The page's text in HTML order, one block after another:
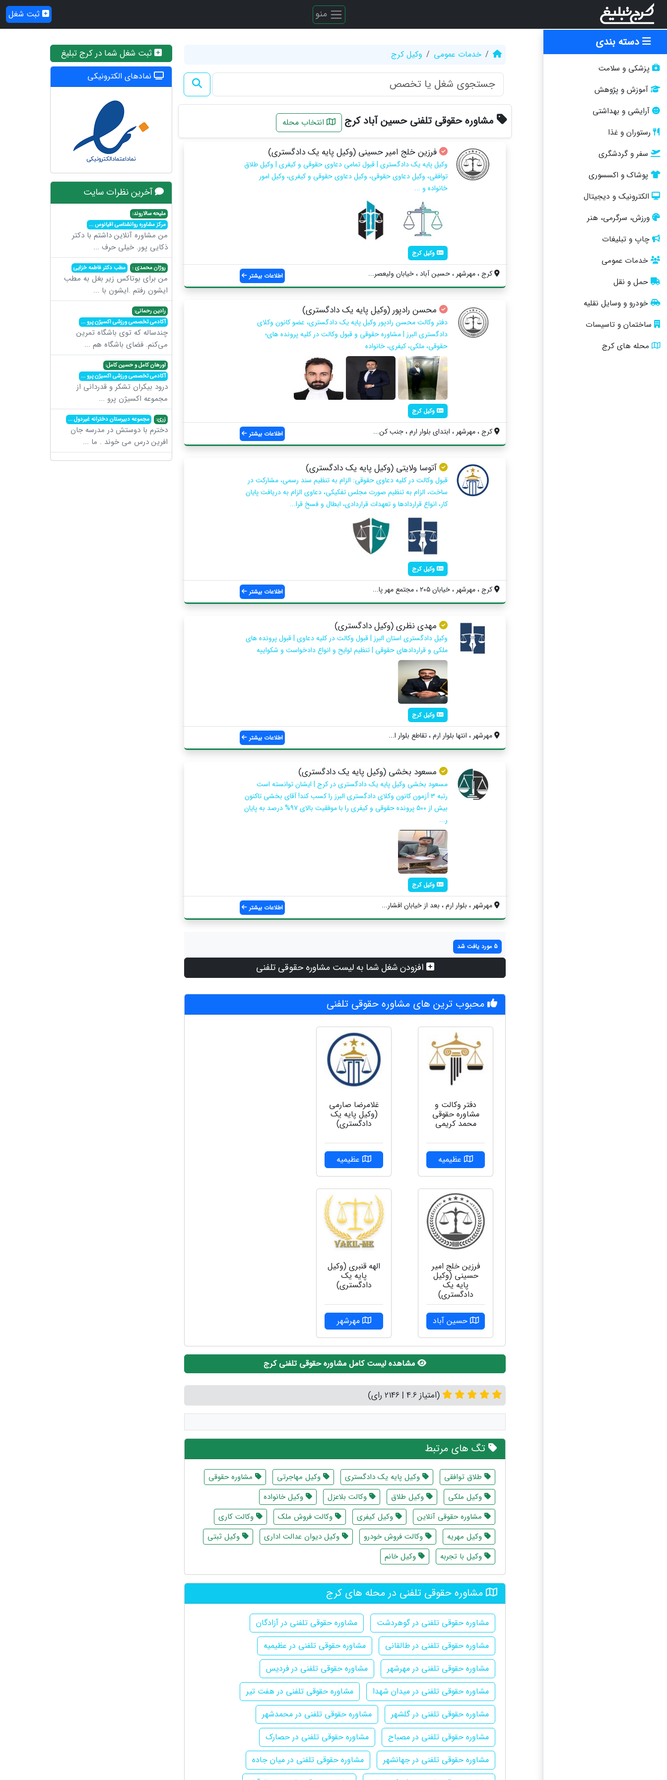
منو ثبت شغل
دسته بندی
پزشکی و سلامت
آموزش و پژوهش
آرایشی و بهداشتی
رستوران و غذا
سفر و گردشگری
پوشاک و اکسسوری
الکترونیک و دیجیتال
ورزش، سرگرمی، هنر
چاپ و تبلیغات
خدمات عمومی
حمل و نقل
خودرو و وسایل نقلیه
ساختمان و تاسیسات
محله های کرج
خدمات عمومی وکیل کرج
مشاوره حقوقی تلفنی حسین آباد کرج انتخاب محله
فرزین خلج امیر حسینی (وکیل پایه یک دادگستری)
وکیل پایه یک دادگستری | قبول تمامی دعاوی حقوقی و کیفری | وکیل طلاق
توافقی، وکیل دعاوی حقوقی، وکیل دعاوی حقوقی و کیفری، وکیل امور
خانواده و ...
وکیل کرج
کرج ، مهرشهر ، حسین آباد ، خیابان ولیعصر... اطلاعات بیشتر
محسن رادپور (وکیل پایه یک دادگستری)
دفتر وکالت محسن رادپور وکیل پایه یک دادگستری، عضو کانون وکلای
دادگستری البرز | مشاوره حقوقی و قبول وکالت در کلیه پرونده های؛
حقوقی، ملکی، کیفری، خانواده
وکیل کرج
کرج ، مهرشهر ، ابتدای بلوار ارم ، جنب کن... اطلاعات بیشتر
آتوسا ولایتی (وکیل پایه یک دادگستری)
قبول وكالت در كليه دعاوی حقوقی: الزام به تنظیم سند رسمی، مشارکت در
ساخت، الزام به تنظیم صورت مجلس تفکیکی، دعاوی الزام به دریافت پایان
کار، انواع قراردادها و تعهدات قراردادی، ابطال و فسخ قرا...
وکیل کرج
کرج ، مهرشهر ، خیابان ۲۰۵ ، مجتمع مهر پا... اطلاعات بیشتر
مهدی نظری (وکیل دادگستری)
وکیل دادگستری استان البرز | قبول وکالت در کلیه دعاوی | قبول پرونده های
ملکی و قراردادهای حقوقی | تنظیم لوایح و انواع دادخواست و شکواییه
وکیل کرج
مهرشهر ، انتها بلوار ارم ، تقاطع بلوار ا... اطلاعات بیشتر
مسعود بخشی (وکیل پایه یک دادگستری)
مسعود بخشی وکیل پایه یک دادگستری در کرج | ایشان توانسته است
رتبه ۳ آزمون کانون وکلای دادگستری البرز را کسب کند! آقای بخشی تاکنون
بیش از ۵۰۰ پرونده حقوقی و کیفری را با موفقیت بالای ۹۷% درصد به پایان
ر...
وکیل کرج
مهرشهر ، بلوار ارم ، بعد از خیابان افشار... اطلاعات بیشتر
5 مورد یافت شد
افزودن شغل شما به لیست مشاوره حقوقی تلفنی
محبوب ترین های مشاوره حقوقی تلفنی
دفتر وکالت و
مشاوره حقوقی
محمد کریمی
عظیمیه
غلامرضا صارمی
(وکیل پایه یک
دادگستری)
عظیمیه
فرزین خلج امیر
حسینی (وکیل
پایه یک
دادگستری)
حسین آباد
الهه قنبری (وکیل
پایه یک
دادگستری)
مهرشهر
مشاهده لیست کامل مشاوره حقوقی تلفنی کرج
(امتیاز 4.6 | 2146 رای)
تگ های مرتبط
طلاق توافقی وکیل پایه یک دادگستری وکیل مهاجرتی
مشاوره حقوقی
وکیل ملکی
وکیل طلاق وکالت بلاعزل
وکیل خانواده
مشاوره حقوقی آنلاین
وکیل کیفری وکالت فروش ملک
وکالت کاری
وکیل مهریه
وکالت فروش خودرو وکیل دیوان عدالت اداری
وکیل ثبتی
وکیل با تجربه
وکیل خانم
مشاوره حقوقی تلفنی در محله های کرج
مشاوره حقوقی تلفنی در گوهردشت
مشاوره حقوقی تلفنی در آزادگان
مشاوره حقوقی تلفنی در طالقانی
مشاوره حقوقی تلفنی در عظیمیه
مشاوره حقوقی تلفنی در مهرشهر
مشاوره حقوقی تلفنی در فردیس
مشاوره حقوقی تلفنی در میدان شهدا
مشاوره حقوقی تلفنی در هفت تیر
مشاوره حقوقی تلفنی در گلشهر
مشاوره حقوقی تلفنی در محمدشهر
مشاوره حقوقی تلفنی در مصباح
مشاوره حقوقی تلفنی در حصارک
مشاوره حقوقی تلفنی در جهانشهر
مشاوره حقوقی تلفنی در میان جاده
ثبت شغل شما در کرج تبلیغ
نمادهای الکترونیکی
آخرین نظرات سایت
ملیحه سالاروند:
مرکز مشاوره روانشناسی اقیانوس...
من مشاوره آنلاین داشتم با دکتر
ذکایی پور. خیلی حرف ...
روژان محمدی : مطب دکتر فاطمه خزایی
من برای بوتاکس زیر بغل به مطب
ایشون رفتم .ایشون با ...
رادین رحمانی:
آکادمی تخصصی ورزشی اکسیژن پرو...
چندساله که توی باشگاه تمرین
می‌کنم. فضای باشگاه هم ...
اورهان کامل و حسین کامل:
آکادمی تخصصی ورزشی اکسیژن پرو...
درود بیکران تشکر و قدردانی از
مجموعه اکسیژن پرو ...
زری: مجموعه دبیرستان دخترانه غیردول...
دخترم با دوستش در مدرسه جان
افرین درس می خوند . ما ...